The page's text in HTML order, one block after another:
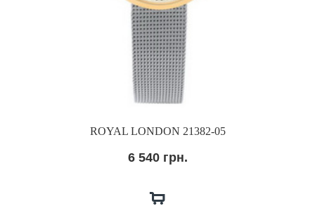
ROYAL LONDON 21382-05
6 540 грн.